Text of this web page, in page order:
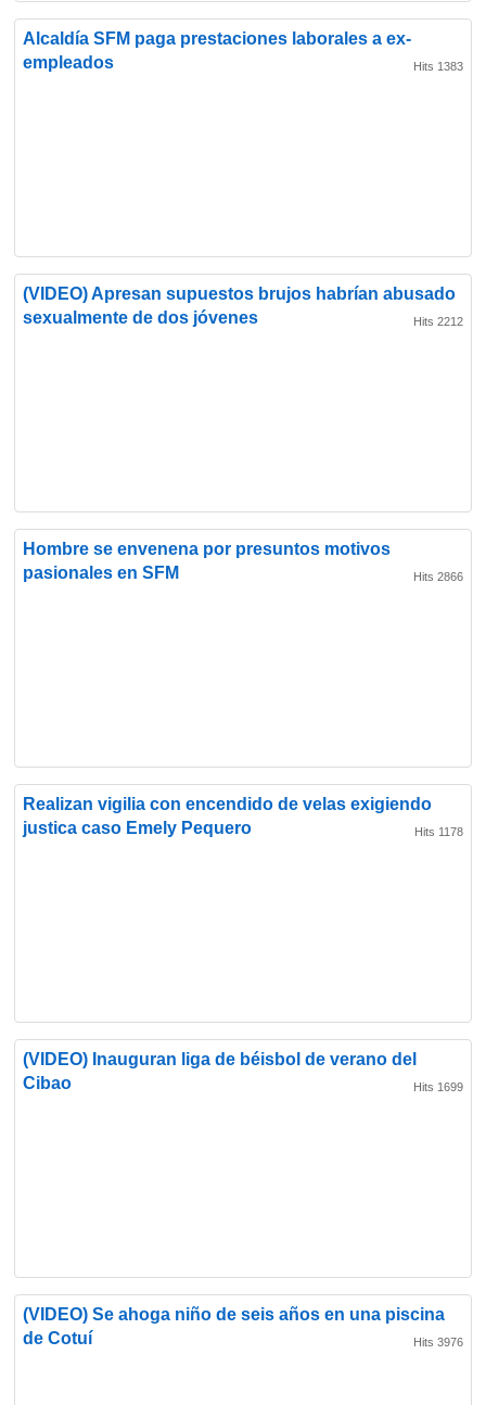
Alcaldía SFM paga prestaciones laborales a ex-
empleados
Hits 1383
(VIDEO) Apresan supuestos brujos habrían abusado
sexualmente de dos jóvenes
Hits 2212
Hombre se envenena por presuntos motivos
pasionales en SFM
Hits 2866
Realizan vigilia con encendido de velas exigiendo
justica caso Emely Pequero
Hits 1178
(VIDEO) Inauguran liga de béisbol de verano del
Cibao
Hits 1699
(VIDEO) Se ahoga niño de seis años en una piscina
de Cotuí
Hits 3976